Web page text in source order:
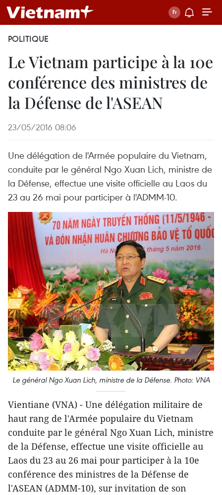
POLITIQUE
Le Vietnam participe à la 10e
conférence des ministres de
la Défense de l'ASEAN
23/05/2016 08:06
Une délégation de l'Armée populaire du Vietnam,
conduite par le général Ngo Xuan Lich, ministre de
la Défense, effectue une visite officielle au Laos du
23 au 26 mai pour participer à l'ADMM-10.
Le général Ngo Xuan Lich, ministre de la Défense. Photo: VNA
Vientiane (VNA) - Une délégation militaire de
haut rang de l'Armée populaire du Vietnam
conduite par le général Ngo Xuan Lich, ministre
de la Défense, effectue une visite officielle au
Laos du 23 au 26 mai pour participer à la 10e
conférence des ministres de la Défense de
l'ASEAN (ADMM-10), sur invitation de son